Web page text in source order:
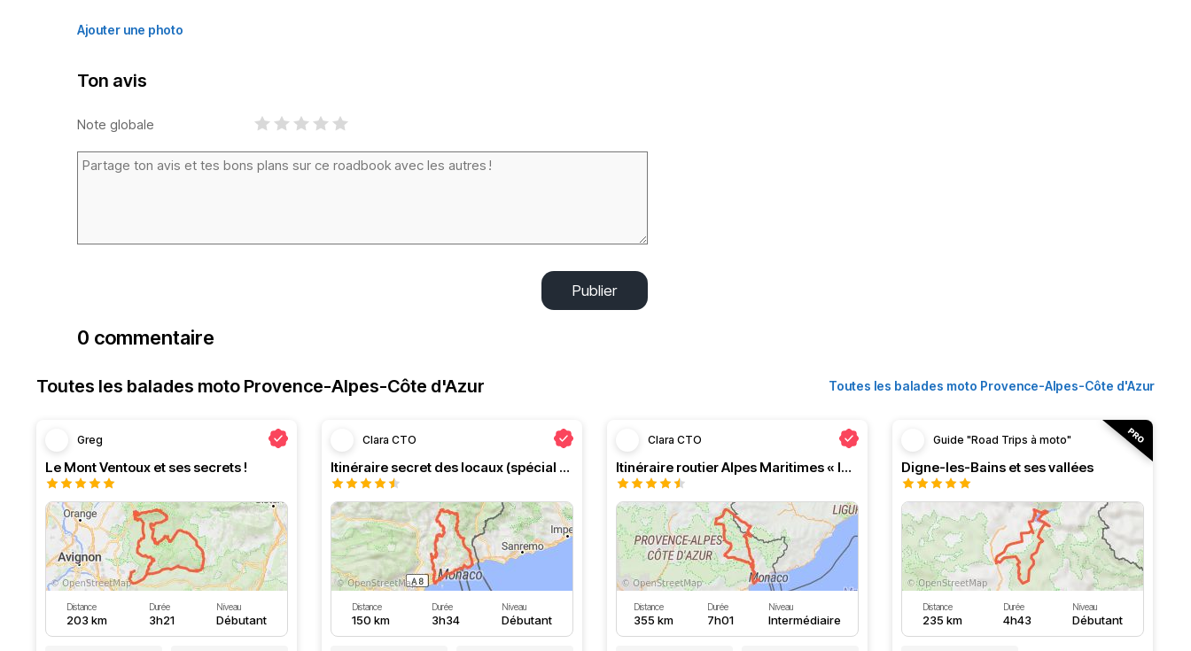
Ajouter une photo
Ton avis
Note globale
Publier
0 commentaire
Toutes les balades moto Provence-Alpes-Côte d'Azur Toutes les balades moto Provence-Alpes-Côte d'Azur
Greg
Le Mont Ventoux et ses secrets !
Distance
203 km
Durée
3h21
Niveau
Débutant
Clara CTO
Itinéraire secret des locaux (spécial Alpes Maritimes)
Distance
150 km
Durée
3h34
Niveau
Débutant
Clara CTO
Itinéraire routier Alpes Maritimes « la classique »
Distance
355 km
Durée
7h01
Niveau
Intermédiaire
Guide "Road Trips à moto"
Digne-les-Bains et ses vallées
Distance
235 km
Durée
4h43
Niveau
Débutant